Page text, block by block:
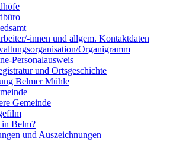
innen und allgem. Kontaktdaten
Organigramm
Personalausweis
und Ortsgeschichte
Belmer Mühle
Gemeinde
Belm?
und Auszeichnungen